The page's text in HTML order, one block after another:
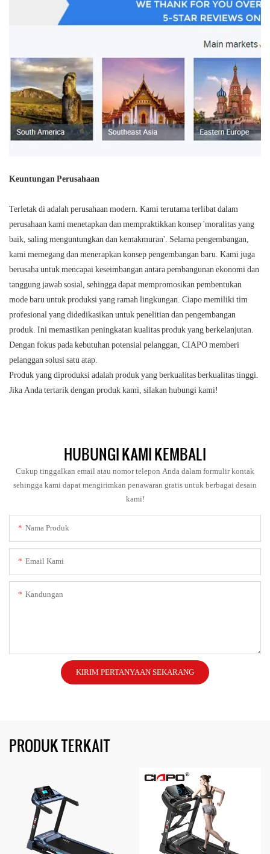
Keuntungan Perusahaan
Terletak di adalah perusahaan modern. Kami terutama terlibat dalam
perusahaan kami menetapkan dan mempraktikkan konsep 'moralitas yang
baik, saling menguntungkan dan kemakmuran'. Selama pengembangan,
kami memegang dan menerapkan konsep pengembangan baru. Kami juga
berusaha untuk mencapai keseimbangan antara pembangunan ekonomi dan
tanggung jawab sosial, sehingga dapat mempromosikan pembentukan
mode baru untuk produksi yang ramah lingkungan. Ciapo memiliki tim
profesional yang didedikasikan untuk penelitian dan pengembangan
produk. Ini memastikan peningkatan kualitas produk yang berkelanjutan.
Dengan fokus pada kebutuhan potensial pelanggan, CIAPO memberi
pelanggan solusi satu atap.
Produk yang diproduksi adalah produk yang berkualitas berkualitas tinggi.
Jika Anda tertarik dengan produk kami, silakan hubungi kami!
HUBUNGI KAMI KEMBALI
Cukup tinggalkan email atau nomor telepon Anda dalam formulir kontak
sehingga kami dapat mengirimkan penawaran gratis untuk berbagai desain
kami!
Nama Produk
Email Kami
Kandungan
KIRIM PERTANYAAN SEKARANG
PRODUK TERKAIT